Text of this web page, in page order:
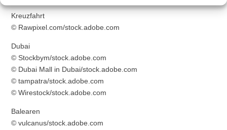
Kreuzfahrt
© Rawpixel.com/stock.adobe.com
Dubai
© Stockbym/stock.adobe.com
© Dubai Mall in Dubai/stock.adobe.com
© tampatra/stock.adobe.com
© Wirestock/stock.adobe.com
Balearen
© vulcanus/stock.adobe.com